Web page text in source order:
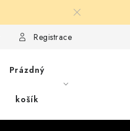
Registrace
Prázdný
košík